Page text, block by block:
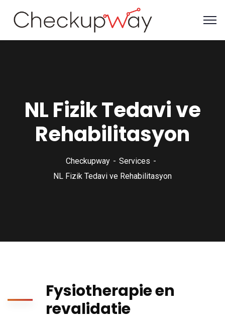
NL Fizik Tedavi ve
Rehabilitasyon
Checkupway
Services
NL Fizik Tedavi ve Rehabilitasyon
Fysiotherapie en
revalidatie